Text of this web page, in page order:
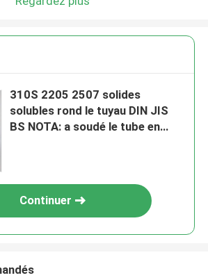
310S 2205 2507 solides
solubles rond le tuyau DIN JIS
BS NOTA: a soudé le tube en
Continuer